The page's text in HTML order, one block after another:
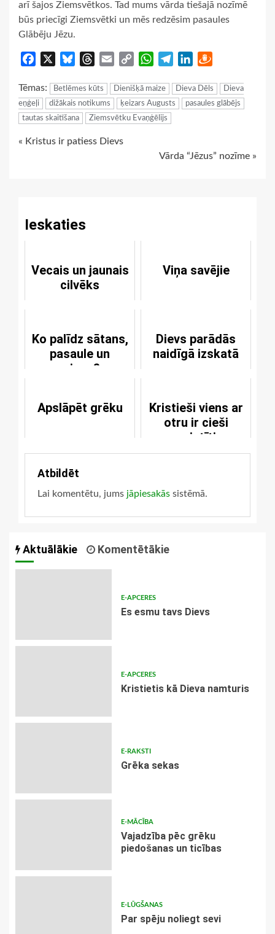
arī šajos Ziemsvētkos. Tad mums vārda tiešajā nozīmē
būs priecīgi Ziemsvētki un mēs redzēsim pasaules
Glābēju Jēzu.
Facebook BlueskyThreads
Email
Copy
WhatsApp
TelegramLinkedIn
Tēmas: Betlēmes kūts Dienišķā maize Dieva Dēls
Dieva
eņģeļi
dižākais notikums ķeizars Augusts
pasaules glābējs
tautas skaitīšana
Ziemsvētku Evaņģēlijs
Continue
« Kristus ir patiess Dievs
Vārda “Jēzus” nozīme »
Ieskaties
Vecais un jaunais
cilvēks
Viņa savējie
Ko palīdz sātans,
pasaule un
miesa?
Dievs parādās
naidīgā izskatā
Apslāpēt grēku
Kristieši viens ar
otru ir cieši
saistīti
Atbildēt
Lai komentētu, jums jāpiesakās sistēmā.
Aktuālākie Komentētākie
E-APCERES
Es esmu tavs Dievs
E-APCERES
Kristietis kā Dieva namturis
E-RAKSTI
Grēka sekas
E-MĀCĪBA
Vajadzība pēc grēku
piedošanas un ticības
E-LŪGŠANAS
Par spēju noliegt sevi